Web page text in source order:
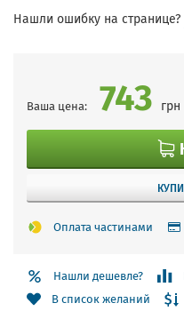
Нашли ошибку на странице?
Ваша цена: 743 грн
Оплата частинами
Нашли дешевле?
В список желаний